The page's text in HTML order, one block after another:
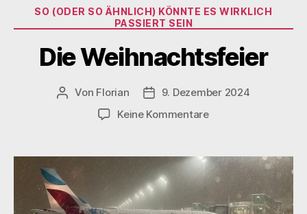
Kategorien
SO (ODER SO ÄHNLICH) KÖNNTE ES WIRKLICH
PASSIERT SEIN
Die Weihnachtsfeier
Beitragsautor
Von Florian Veröffentlichungsdatum
9. Dezember 2024
Keine Kommentarezu